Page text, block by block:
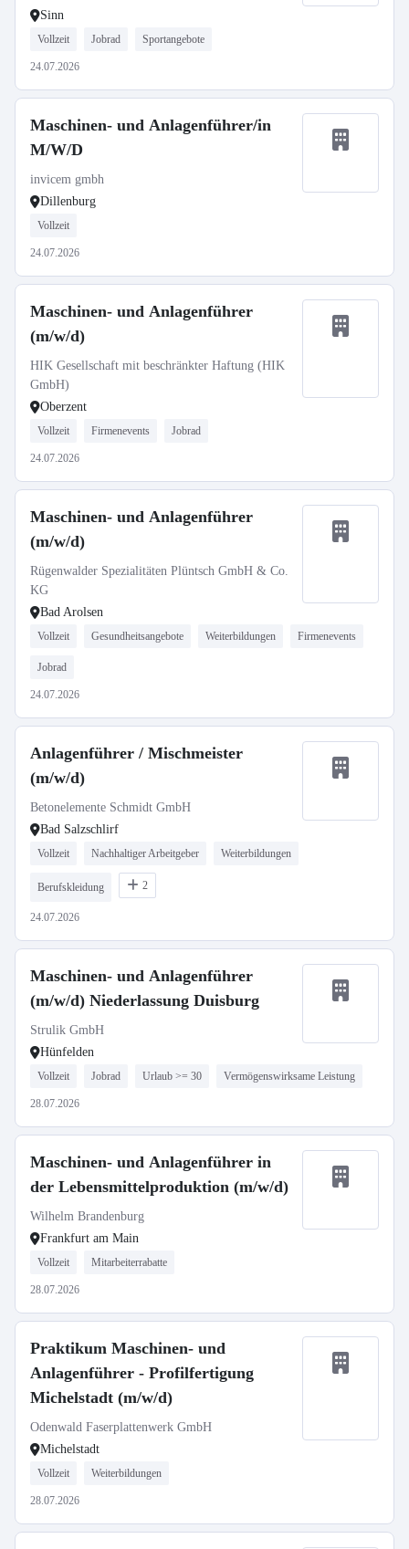
Sinn
Vollzeit Jobrad Sportangebote
24.07.2026
Maschinen- und Anlagenführer/in
M/W/D
invicem gmbh
Dillenburg
Vollzeit
24.07.2026
Maschinen- und Anlagenführer
(m/w/d)
HIK Gesellschaft mit beschränkter Haftung (HIK
GmbH)
Oberzent
Vollzeit Firmenevents Jobrad
24.07.2026
Maschinen- und Anlagenführer
(m/w/d)
Rügenwalder Spezialitäten Plüntsch GmbH & Co.
KG
Bad Arolsen
Vollzeit Gesundheitsangebote Weiterbildungen Firmenevents
Jobrad
24.07.2026
Anlagenführer / Mischmeister
(m/w/d)
Betonelemente Schmidt GmbH
Bad Salzschlirf
Vollzeit Nachhaltiger Arbeitgeber Weiterbildungen
Berufskleidung 2
24.07.2026
Maschinen- und Anlagenführer
(m/w/d) Niederlassung Duisburg
Strulik GmbH
Hünfelden
Vollzeit Jobrad Urlaub >= 30 Vermögenswirksame Leistung
28.07.2026
Maschinen- und Anlagenführer in
der Lebensmittelproduktion (m/w/d)
Wilhelm Brandenburg
Frankfurt am Main
Vollzeit Mitarbeiterrabatte
28.07.2026
Praktikum Maschinen- und
Anlagenführer - Profilfertigung
Michelstadt (m/w/d)
Odenwald Faserplattenwerk GmbH
Michelstadt
Vollzeit Weiterbildungen
28.07.2026